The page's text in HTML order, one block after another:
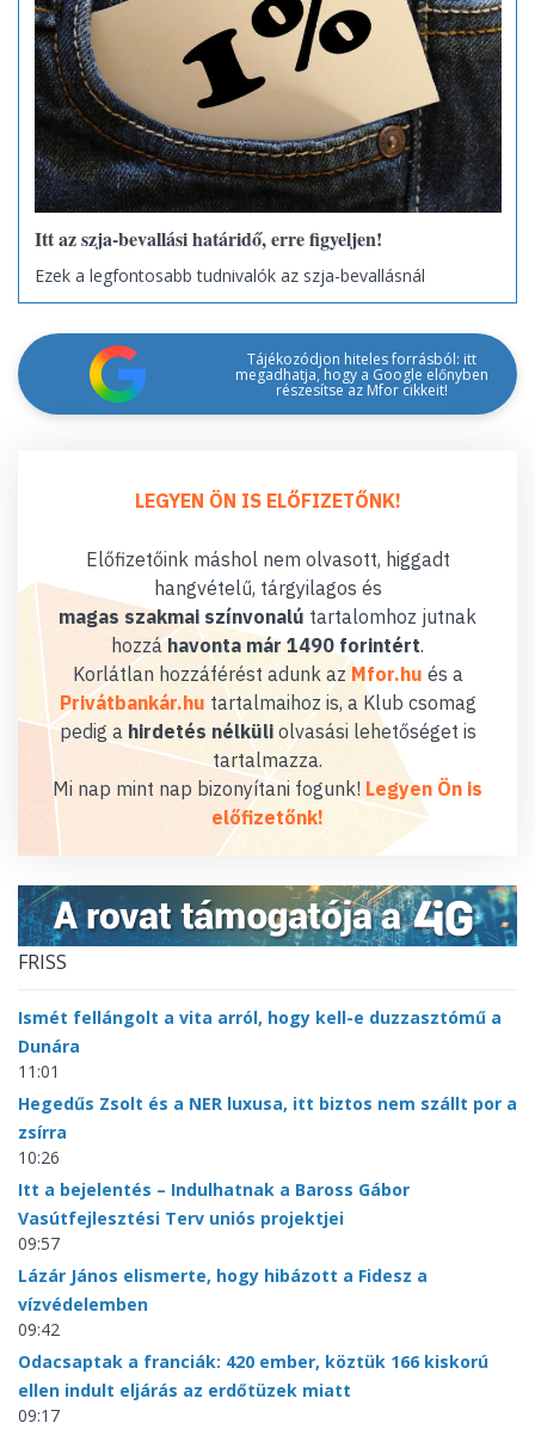
Itt az szja-bevallási határidő, erre figyeljen!
Ezek a legfontosabb tudnivalók az szja-bevallásnál
Tájékozódjon hiteles forrásból: itt
megadhatja, hogy a Google előnyben
részesítse az Mfor cikkeit!
LEGYEN ÖN IS ELŐFIZETŐNK!
Előfizetőink máshol nem olvasott, higgadt
hangvételű, tárgyilagos és
magas szakmai színvonalú tartalomhoz jutnak
hozzáhavonta már 1490 forintért.
Korlátlan hozzáférést adunk az Mfor.hu és a
Privátbankár.hu tartalmaihoz is, a Klub csomag
pedig a hirdetés nélküliolvasási lehetőséget is
tartalmazza.
Mi nap mint nap bizonyítani fogunk! Legyen Ön is
előfizetőnk!
FRISS
Ismét fellángolt a vita arról, hogy kell-e duzzasztómű a
Dunára
11:01
Hegedűs Zsolt és a NER luxusa, itt biztos nem szállt por a
zsírra
10:26
Itt a bejelentés – Indulhatnak a Baross Gábor
Vasútfejlesztési Terv uniós projektjei
09:57
Lázár János elismerte, hogy hibázott a Fidesz a
vízvédelemben
09:42
Odacsaptak a franciák: 420 ember, köztük 166 kiskorú
ellen indult eljárás az erdőtüzek miatt
09:17